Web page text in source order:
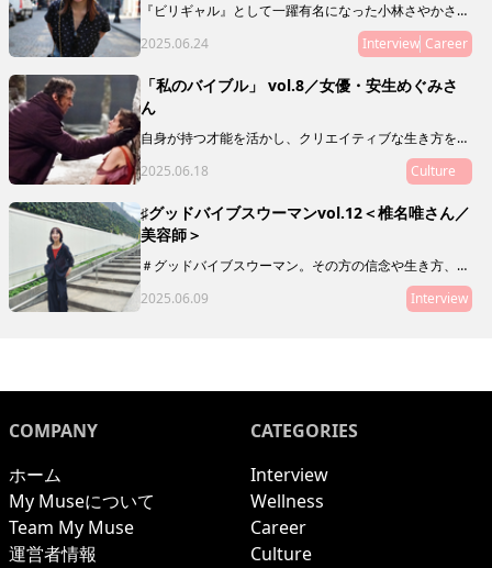
『ビリギャル』として一躍有名になった小林さやかさ
ん。偏差値30から慶應合格というサクセスストーリーの
主人公でありながら、彼女が伝えたいのは「頑張れば夢
は叶う！」なんていう、単純な話ではありません。教育
や人生について独自のスタンスで発信を続ける小林さん
に、現在の活動や目指しているものを聞いてみました。
2025.06.24 Interview Career
「私のバイブル」 vol.8／女優・安生めぐみさ
ん
自身が持つ才能を活かし、クリエイティブな生き方をし
ている素敵な人に、ミューズたちの指針や道標となり、
My Museの在り方を体現するような映画や本、アート
2025.06.18 Culture
♯グッドバイブスウーマンvol.12＜椎名唯さん／
美容師＞
＃グッドバイブスウーマン。その方の信念や生き方、在
り方がわかるような、「10の質問」をお届けします。本
連載は、グッドバイブスな友人・知人をご紹介していく
リレー形式。第12回目にご登場いただくのは、美容師の
2025.06.09 Interview
COMPANY
ホーム
My Museについて
Team My Muse
運営者情報
CATEGORIES
Interview
Wellness
Career
Culture